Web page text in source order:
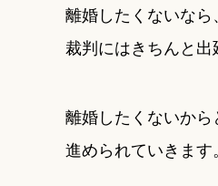
離婚したくないなら
裁判にはきちんと出
離婚したくないか
進められていきます。